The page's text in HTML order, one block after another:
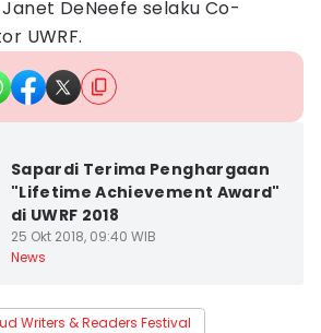
DeNeefe selaku Co-
UWRF.
Sapardi Terima Penghargaan
"Lifetime Achievement Award"
di UWRF 2018
25 Okt 2018, 09:40 WIB
News
Writers & Readers Festival